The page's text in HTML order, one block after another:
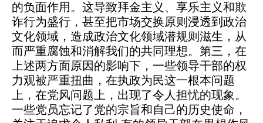
的负面作用。这导致拜金主义、享乐主义和欺
诈行为盛行，甚至把市场交换原则浸透到政治
文化领域，造成政治文化领域潜规则滋生，从
而严重腐蚀和消解我们的共同理想。第三，在
上述两方面原因的影响下，一些领导干部的权
力观被严重扭曲，在执政为民这一根本问题
上，在党风问题上，出现了令人担忧的现象。
一些党员忘记了党的宗旨和自己的历史使命，